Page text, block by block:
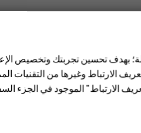
قبل موظفين معتمدين.
بهدف تحسين تجربتك وتخصيص
الارتباط وغيرها من التقنيات
الارتباط" الموجود في الجزء